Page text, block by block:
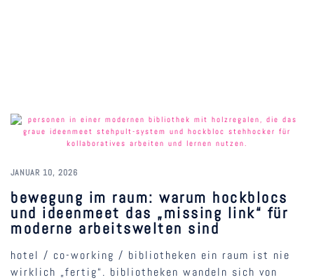
JANUAR 10, 2026
bewegung im raum: warum hockblocs
und ideenmeet das „missing link“ für
moderne arbeitswelten sind
hotel / co-working / bibliotheken ein raum ist nie
wirklich „fertig“. bibliotheken wandeln sich von